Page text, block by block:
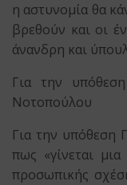
η αστυνομία θα
βρεθούν και οι
άνανδρη και
Για την
Νοτοπούλου
Για την υπόθεση
πως «γίνεται
προσωπικής